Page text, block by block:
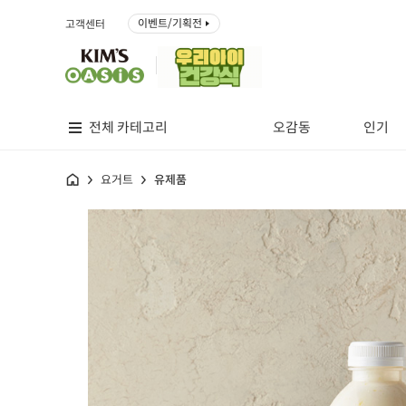
고객센터 이벤트/기획전
전체 카테고리 오감동 인기
홈 요거트 유제품